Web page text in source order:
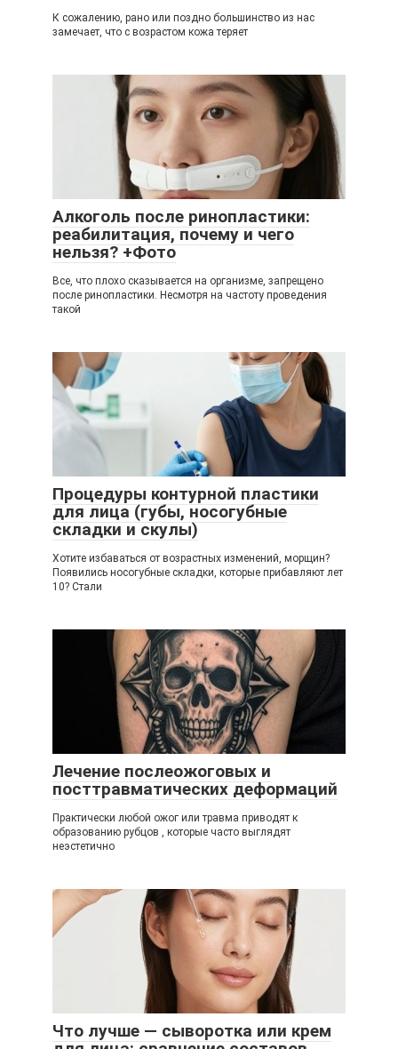
К сожалению, рано или поздно большинство из нас
замечает, что с возрастом кожа теряет
Алкоголь после ринопластики:
реабилитация, почему и чего
нельзя? +Фото
Все, что плохо сказывается на организме, запрещено
после ринопластики. Несмотря на частоту проведения
такой
Процедуры контурной пластики
для лица (губы, носогубные
складки и скулы)
Хотите избаваться от возрастных изменений, морщин?
Появились носогубные складки, которые прибавляют лет
10? Стали
Лечение послеожоговых и
посттравматических деформаций
Практически любой ожог или травма приводят к
образованию рубцов , которые часто выглядят
неэстетично
Что лучше — сыворотка или крем